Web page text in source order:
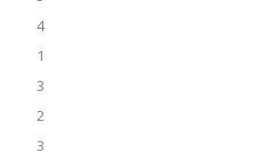
4
1
3
2
3